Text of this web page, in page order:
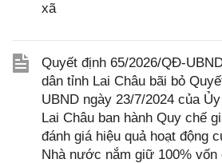
xã
Quyết định 65/2026/QĐ-
dân tỉnh Lai Châu bãi bỏ
UBND ngày 23/7/2024 của
Lai Châu ban hành Quy chế
đánh giá hiệu quả hoạt động
Nhà nước nắm giữ 100% vốn